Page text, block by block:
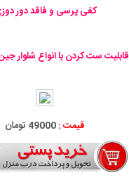
کفی پرسی و فاقد دور
قابلیت ست کردن با انواع شلوار
قیمت :49000 تومان